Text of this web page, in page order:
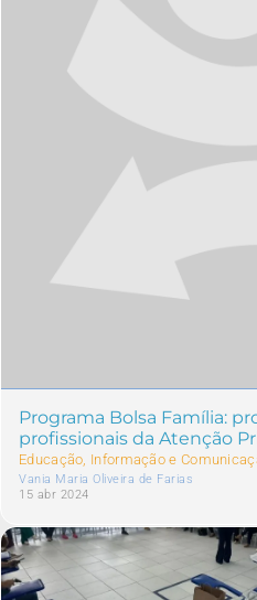
Programa Bolsa Família:
profissionais da Atenção
Educação, Informação e
Vania Maria Oliveira de Farias
15 abr 2024